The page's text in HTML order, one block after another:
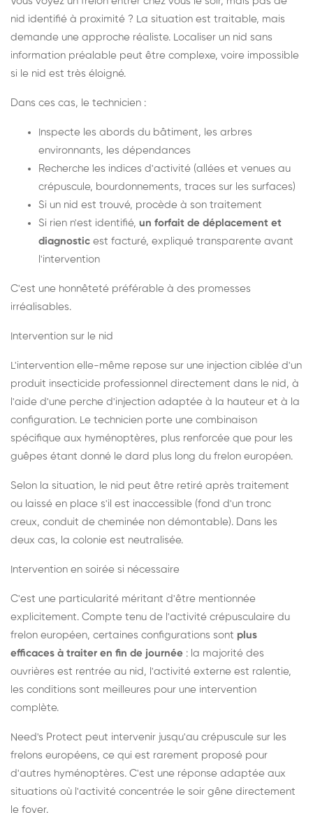
nid identifié à proximité ? La situation est traitable, mais
demande une approche réaliste. Localiser un nid sans
information préalable peut être complexe, voire impossible
si le nid est très éloigné.
Dans ces cas, le technicien :
Inspecte les abords du bâtiment, les arbres
environnants, les dépendances
Recherche les indices d'activité (allées et venues au
crépuscule, bourdonnements, traces sur les surfaces)
Si un nid est trouvé, procède à son traitement
Si rien n'est identifié, un forfait de déplacement et
diagnostic est facturé, expliqué transparente avant
l'intervention
C'est une honnêteté préférable à des promesses
irréalisables.
Intervention sur le nid
L'intervention elle-même repose sur une injection ciblée d'un
produit insecticide professionnel directement dans le nid, à
l'aide d'une perche d'injection adaptée à la hauteur et à la
configuration. Le technicien porte une combinaison
spécifique aux hyménoptères, plus renforcée que pour les
guêpes étant donné le dard plus long du frelon européen.
Selon la situation, le nid peut être retiré après traitement
ou laissé en place s'il est inaccessible (fond d'un tronc
creux, conduit de cheminée non démontable). Dans les
deux cas, la colonie est neutralisée.
Intervention en soirée si nécessaire
C'est une particularité méritant d'être mentionnée
explicitement. Compte tenu de l'activité crépusculaire du
frelon européen, certaines configurations sont plus
efficaces à traiter en fin de journée : la majorité des
ouvrières est rentrée au nid, l'activité externe est ralentie,
les conditions sont meilleures pour une intervention
complète.
Need's Protect peut intervenir jusqu'au crépuscule sur les
frelons européens, ce qui est rarement proposé pour
d'autres hyménoptères. C'est une réponse adaptée aux
situations où l'activité concentrée le soir gêne directement
le foyer.